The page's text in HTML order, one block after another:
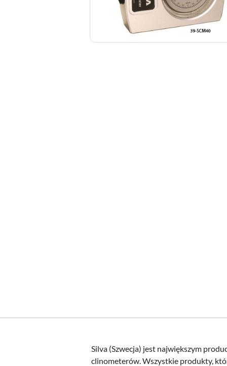
Silva (Szwecja) jest największym
clinometerów. Wszystkie produkty,